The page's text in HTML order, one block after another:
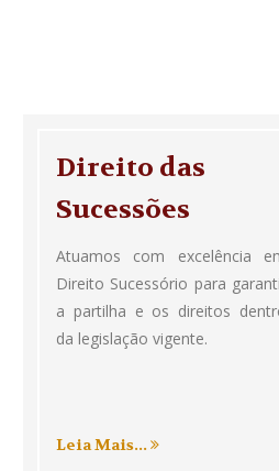
Direito das
Sucessões
Atuamos com excelência
Direito Sucessório para
a partilha e os direitos
da legislação vigente.
Leia Mais...